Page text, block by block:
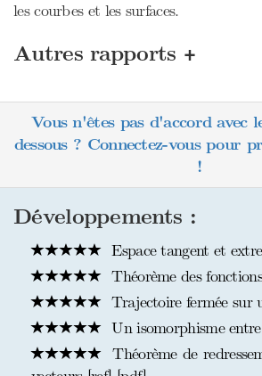
les courbes et les surfaces.
Autres rapports +
Vous n'êtes pas d'accord avec
dessous ? Connectez-vous pour
!
Développements :
Espace tangent et
Théorème des
Trajectoire fermée sur
Un isomorphisme
Théorème de